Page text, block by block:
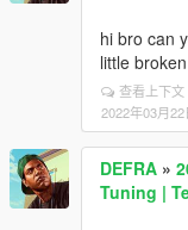
hi bro can
little broken
查看上下文
2022年03月22
DEFRA »
Tuning |